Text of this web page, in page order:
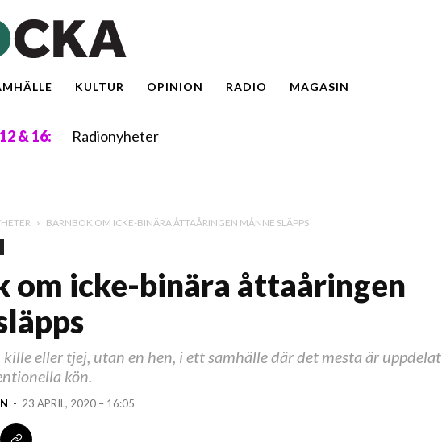
KULTUR OPINION RADIO MAGASIN
& 16: Radionyheter
BARNBOK OM ICKE-BINÄRA ÅTTAÅRINGEN MÅNNE SLÄPPS
om icke-binära åttaåringen
eller tjej, utan en hen, i ett samhälle där det mesta är uppdelat
kön.
- 23 APRIL, 2020 – 16:05